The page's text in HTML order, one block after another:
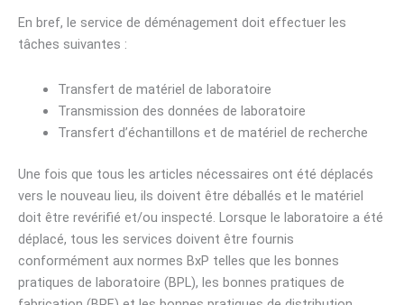
En bref, le service de déménagement doit effectuer les
tâches suivantes :
Transfert de matériel de laboratoire
Transmission des données de laboratoire
Transfert d’échantillons et de matériel de recherche
Une fois que tous les articles nécessaires ont été déplacés
vers le nouveau lieu, ils doivent être déballés et le matériel
doit être revérifié et/ou inspecté. Lorsque le laboratoire a été
déplacé, tous les services doivent être fournis
conformément aux normes BxP telles que les bonnes
pratiques de laboratoire (BPL), les bonnes pratiques de